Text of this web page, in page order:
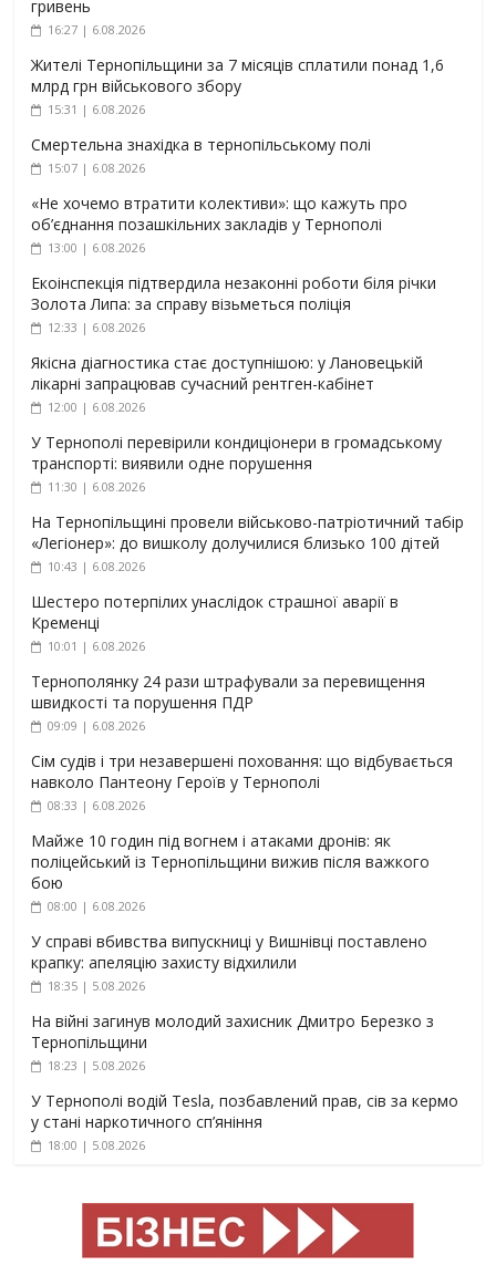
гривень
16:27 | 6.08.2026
Жителі Тернопільщини за 7 місяців сплатили понад 1,6
млрд грн військового збору
15:31 | 6.08.2026
Смертельна знахідка в тернопільському полі
15:07 | 6.08.2026
«Не хочемо втратити колективи»: що кажуть про
об’єднання позашкільних закладів у Тернополі
13:00 | 6.08.2026
Екоінспекція підтвердила незаконні роботи біля річки
Золота Липа: за справу візьметься поліція
12:33 | 6.08.2026
Якісна діагностика стає доступнішою: у Лановецькій
лікарні запрацював сучасний рентген-кабінет
12:00 | 6.08.2026
У Тернополі перевірили кондиціонери в громадському
транспорті: виявили одне порушення
11:30 | 6.08.2026
На Тернопільщині провели військово-патріотичний табір
«Легіонер»: до вишколу долучилися близько 100 дітей
10:43 | 6.08.2026
Шестеро потерпілих унаслідок страшної аварії в
Кременці
10:01 | 6.08.2026
Тернополянку 24 рази штрафували за перевищення
швидкості та порушення ПДР
09:09 | 6.08.2026
Сім судів і три незавершені поховання: що відбувається
навколо Пантеону Героїв у Тернополі
08:33 | 6.08.2026
Майже 10 годин під вогнем і атаками дронів: як
поліцейський із Тернопільщини вижив після важкого
бою
08:00 | 6.08.2026
У справі вбивства випускниці у Вишнівці поставлено
крапку: апеляцію захисту відхилили
18:35 | 5.08.2026
На війні загинув молодий захисник Дмитро Березко з
Тернопільщини
18:23 | 5.08.2026
У Тернополі водій Tesla, позбавлений прав, сів за кермо
у стані наркотичного сп’яніння
18:00 | 5.08.2026